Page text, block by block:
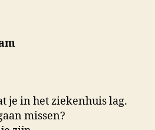
je in het ziekenhuis lag.
missen?